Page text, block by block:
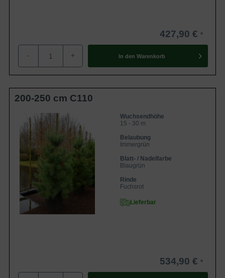
427,90 €
- + In den Warenkorb
200-250 cm C110
Wuchsendhöhe
15 - 30 m
Belaubung
Immergrün
Blatt- / Nadelfarbe
Blaugrün
Rinde
Fuchsrot
Lieferbar
534,90 €